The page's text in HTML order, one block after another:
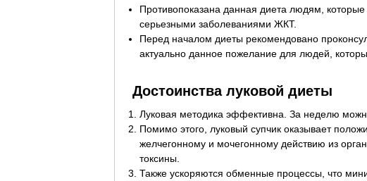
Противопоказана данная диета людям,
серьезными заболеваниями ЖКТ.
Перед началом диеты рекомендовано
актуально данное пожелание для людей,
Достоинства луковой диеты
Луковая методика эффективна. За неделю
Помимо этого, луковый супчик оказывает
желчегонному и мочегонному действию из
токсины.
Также ускоряются обменные процессы, что